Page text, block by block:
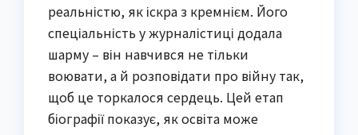
реальністю, як іскра з кремнієм. Його
спеціальність у журналістиці додала
шарму – він навчився не тільки
воювати, а й розповідати про війну так,
щоб це торкалося сердець. Цей етап
біографії показує, як освіта може